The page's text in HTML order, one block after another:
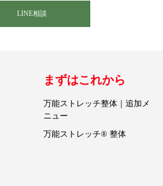
LINE相談
まずはこれから
万能ストレッチ整体｜追加メ
ニュー
万能ストレッチ® 整体